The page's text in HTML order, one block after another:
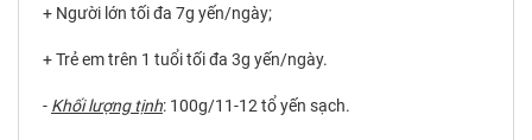
+ Người lớn tối đa 7g yến/ngày;
+ Trẻ em trên 1 tuổi tối đa 3g yến/ngày.
- Khối lượng tịnh: 100g/11-12 tổ yến sạch.